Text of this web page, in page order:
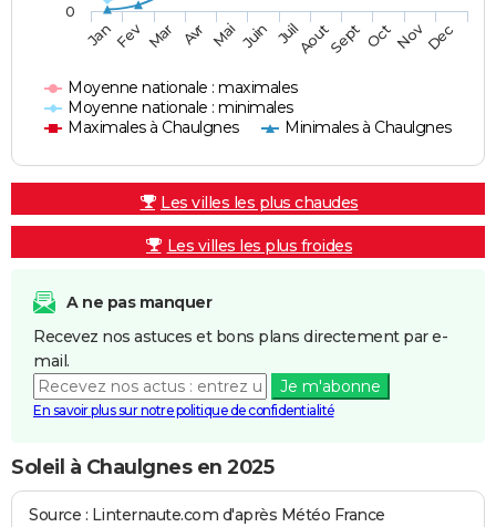
Moyenne nationale : maximales
Moyenne nationale : minimales
Maximales à Chaulgnes
Minimales à Chaulgnes
JanFev Mar Avr Mai Juin JuilAoutSept OctNovDec
0
Les villes les plus chaudes
Les villes les plus froides
A ne pas manquer
Recevez nos astuces et bons plans directement par e-
mail.
Je m'abonne
En savoir plus sur notre politique de confidentialité
Soleil à Chaulgnes en 2025
Source : Linternaute.com d'après Météo France